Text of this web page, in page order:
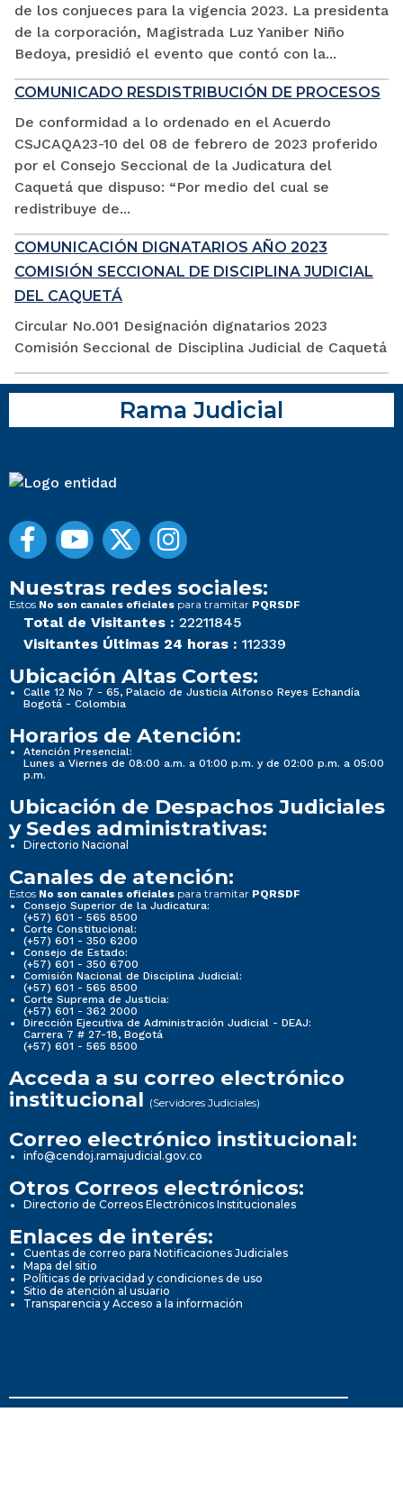
de los conjueces para la vigencia 2023. La presidenta
de la corporación, Magistrada Luz Yaniber Niño
Bedoya, presidió el evento que contó con la...
COMUNICADO RESDISTRIBUCIÓN DE PROCESOS
De conformidad a lo ordenado en el Acuerdo
CSJCAQA23-10 del 08 de febrero de 2023 proferido
por el Consejo Seccional de la Judicatura del
Caquetá que dispuso: “Por medio del cual se
redistribuye de...
COMUNICACIÓN DIGNATARIOS AÑO 2023
COMISIÓN SECCIONAL DE DISCIPLINA JUDICIAL
DEL CAQUETÁ
Circular No.001 Designación dignatarios 2023
Comisión Seccional de Disciplina Judicial de Caquetá
Rama Judicial
Nuestras redes sociales:
Estos No son canales oficiales para tramitar PQRSDF
Total de Visitantes : 22211845
Visitantes Últimas 24 horas : 112339
Ubicación Altas Cortes:
Calle 12 No 7 - 65, Palacio de Justicia Alfonso Reyes Echandía
Bogotá - Colombia
Horarios de Atención:
Atención Presencial:
Lunes a Viernes de 08:00 a.m. a 01:00 p.m. y de 02:00 p.m. a 05:00
p.m.
Ubicación de Despachos Judiciales
y Sedes administrativas:
Directorio Nacional
Canales de atención:
Estos No son canales oficiales para tramitar PQRSDF
Consejo Superior de la Judicatura:
(+57) 601 - 565 8500
Corte Constitucional:
(+57) 601 - 350 6200
Consejo de Estado:
(+57) 601 - 350 6700
Comisión Nacional de Disciplina Judicial:
(+57) 601 - 565 8500
Corte Suprema de Justicia:
(+57) 601 - 362 2000
Dirección Ejecutiva de Administración Judicial - DEAJ:
Carrera 7 # 27-18, Bogotá
(+57) 601 - 565 8500
Acceda a su correo electrónico
institucional (Servidores Judiciales)
Correo electrónico institucional:
info@cendoj.ramajudicial.gov.co
Otros Correos electrónicos:
Directorio de Correos Electrónicos Institucionales
Enlaces de interés:
Cuentas de correo para Notificaciones Judiciales
Mapa del sitio
Políticas de privacidad y condiciones de uso
Sitio de atención al usuario
Transparencia y Acceso a la información